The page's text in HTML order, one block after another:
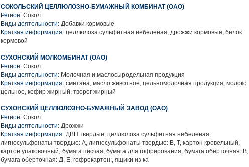
СОКОЛЬСКИЙ ЦЕЛЛЮЛОЗНО-БУМАЖНЫЙ КОМБИНАТ (ОАО)
Регион: Сокол
Виды деятельности: Добавки кормовые
Краткая информация: целлюлоза сульфитная небеленая, дрожжи кормовые, белок
кормовой
СУХОНСКИЙ МОЛКОМБИНАТ (ОАО)
Регион: Сокол
Виды деятельности: Молочная и маслосыродельная продукция
Краткая информация: сметана, масло животное, цельномолочная продукция, молоко
цельное, кефир жирный, творог жирный
СУХОНСКИЙ ЦЕЛЛЮЛОЗНО-БУМАЖНЫЙ ЗАВОД (ОАО)
Регион: Сокол
Виды деятельности: Дрожжи
Краткая информация: ДВП твердые, целлюлоза сульфитная небеленая,
лигносульфонаты твердые: А, лигносульфонаты твердые: В, Т, картон кровельный,
картон упаковочный, бумага писчая, бумага для гофрирования, бумага оберточная: В,
бумага оберточная: Д, Е, гофрокартон:, ящики из ка